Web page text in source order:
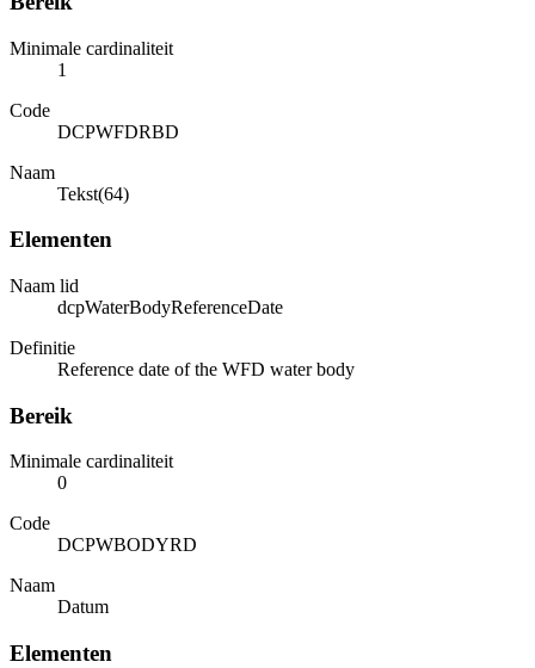
Minimale cardinaliteit
1
Code
DCPWFDRBD
Naam
Tekst(64)
Elementen
Naam lid
dcpWaterBodyReferenceDate
Definitie
Reference date of the WFD water body
Bereik
Minimale cardinaliteit
0
Code
DCPWBODYRD
Naam
Datum
Elementen